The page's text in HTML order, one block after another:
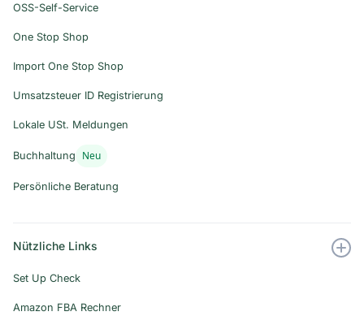
OSS-Self-Service
One Stop Shop
Import One Stop Shop
Umsatzsteuer ID Registrierung
Lokale USt. Meldungen
Buchhaltung Neu
Persönliche Beratung
Nützliche Links
Set Up Check
Amazon FBA Rechner